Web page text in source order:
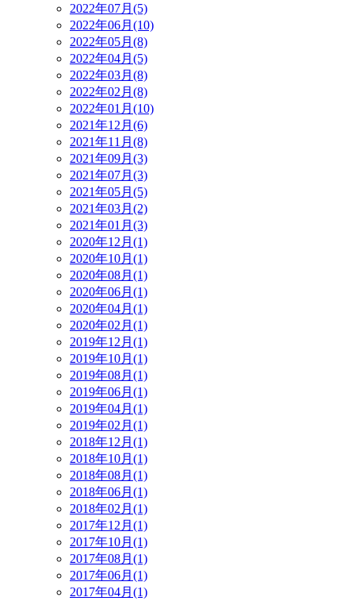
2022年07月(5)
2022年06月(10)
2022年05月(8)
2022年04月(5)
2022年03月(8)
2022年02月(8)
2022年01月(10)
2021年12月(6)
2021年11月(8)
2021年09月(3)
2021年07月(3)
2021年05月(5)
2021年03月(2)
2021年01月(3)
2020年12月(1)
2020年10月(1)
2020年08月(1)
2020年06月(1)
2020年04月(1)
2020年02月(1)
2019年12月(1)
2019年10月(1)
2019年08月(1)
2019年06月(1)
2019年04月(1)
2019年02月(1)
2018年12月(1)
2018年10月(1)
2018年08月(1)
2018年06月(1)
2018年02月(1)
2017年12月(1)
2017年10月(1)
2017年08月(1)
2017年06月(1)
2017年04月(1)